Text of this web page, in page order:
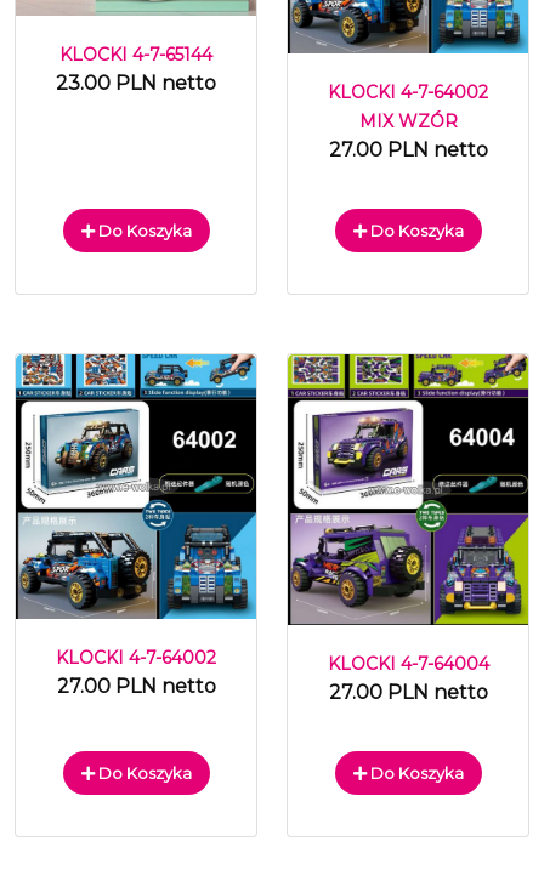
KLOCKI 4-7-65144
23.00 PLN netto
Do Koszyka
KLOCKI 4-7-64002
MIX WZÓR
27.00 PLN netto
Do Koszyka
KLOCKI 4-7-64002
27.00 PLN netto
Do Koszyka
KLOCKI 4-7-64004
27.00 PLN netto
Do Koszyka